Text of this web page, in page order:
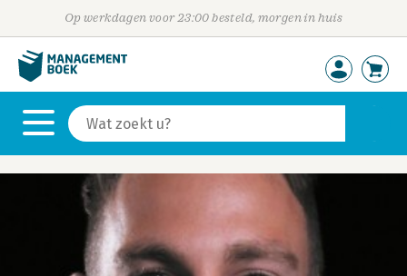
Op werkdagen voor 23:00 besteld, morgen in huis